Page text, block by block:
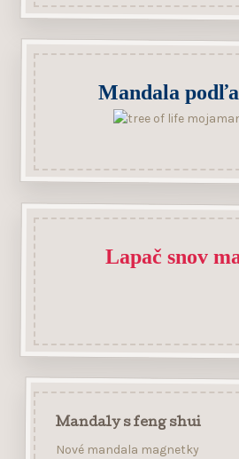
Mandala
Lapač snov
Mandaly s feng shui
Nové mandala magnetky